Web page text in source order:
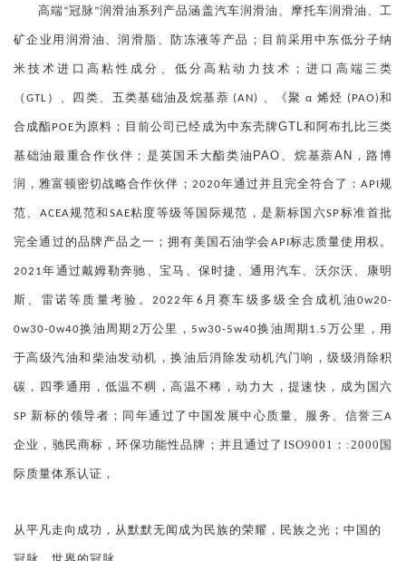
高端“冠脉”润滑油系列产品涵盖汽车润滑油、摩托车润滑油、工
矿企业用润滑油、润滑脂、防冻液等产品；目前采用中东低分子纳
米技术进口高粘性成分、低分高粘动力技术；进口高端三类
（GTL）、四类、五类基础油及烷基萘 (AN) 、《聚 α 烯烃 (PAO)和
合成酯POE为原料；目前公司已经成为中东壳牌GTL和阿布扎比三类
基础油最重合作伙伴；是英国禾大酯类油PAO、烷基萘AN，路博
润，雅富顿密切战略合作伙伴； 2020年通过并且完全符合了：API规
范、ACEA规范和SAE粘度等级等国际规范，是新标国六SP标准首批
完全通过的品牌产品之一；拥有美国石油学会API标志质量使用权。
2021年通过戴姆勒奔驰、宝马、保时捷、通用汽车、沃尔沃、康明
斯、雷诺等质量考验。2022年6月赛车级多级全合成机油0w20-
0w30-0w40换油周期2万公里，5w30-5w40换油周期1.5万公里，用
于高级汽油和柴油发动机，换油后消除发动机汽门响，级级消除积
碳，四季通用，低温不稠，高温不稀，动力大，提速快，成为国六
SP 新标的领导者；同年通过了中国发展中心质量、服务、信誉三A
企业，驰民商标，环保功能性品牌；并且通过了ISO9001：:2000国
际质量体系认证，
从平凡走向成功，从默默无闻成为民族的荣耀，民族之光；中国的